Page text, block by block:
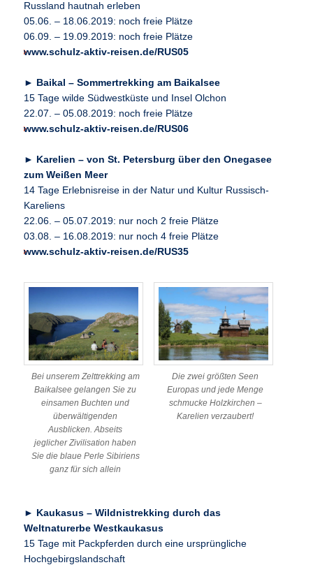
Russland hautnah erleben
05.06. – 18.06.2019: noch freie Plätze
06.09. – 19.09.2019: noch freie Plätze
www.schulz-aktiv-reisen.de/RUS05
►
Baikal – Sommertrekking am Baikalsee
15 Tage wilde Südwestküste und Insel Olchon
22.07. – 05.08.2019: noch freie Plätze
www.schulz-aktiv-reisen.de/RUS06
►
Karelien – von St. Petersburg über den Onegasee
zum Weißen Meer
14 Tage Erlebnisreise in der Natur und Kultur Russisch-
Kareliens
22.06. – 05.07.2019: nur noch 2 freie Plätze
03.08. – 16.08.2019: nur noch 4 freie Plätze
www.schulz-aktiv-reisen.de/RUS35
Bei unserem Zelttrekking am
Baikalsee gelangen Sie zu
einsamen Buchten und
überwältigenden
Ausblicken. Abseits
jeglicher Zivilisation haben
Sie die blaue Perle Sibiriens
ganz für sich allein
Die zwei größten Seen
Europas und jede Menge
schmucke Holzkirchen –
Karelien verzaubert!
►
Kaukasus – Wildnistrekking durch das
Weltnaturerbe Westkaukasus
15 Tage mit Packpferden durch eine ursprüngliche
Hochgebirgslandschaft